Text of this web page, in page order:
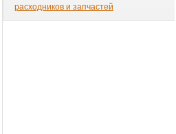
расходников и запчастей